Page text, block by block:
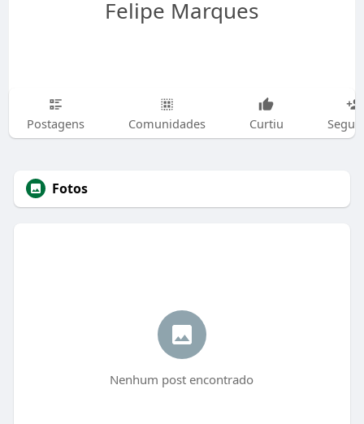
Felipe Marques
Postagens Comunidades Curtiu
Fotos
Nenhum post encontrado